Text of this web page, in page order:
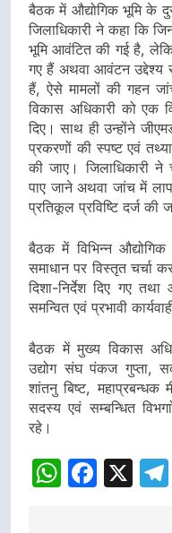
बैठक में औद्योगिक भूमि के
जिलाधिकारी ने कहा कि
भूमि आवंटित की गई है,
गए हैं अथवा आवंटन उद्देश्य
हैं, ऐसे मामलों की गहन
विकास अधिकारी को एक
दिए। साथ ही उन्होंने
प्रकरणों की स्पष्ट एवं
की जाए। जिलाधिकारी ने
पाए जाने अथवा जांच में
प्रतिकूल प्रविष्टि दर्ज की
बैठक में विभिन्न
समाधान पर विस्तृत चर्चा
दिशा-निर्देश दिए गए
समन्वित एवं प्रभावी
बैठक में मुख्य विकास
उद्योग संघ पंकज गुप्ता,
शांतनु बिष्ट, महाप्रबन्धक
सदस्य एवं सम्बन्धित
रहे।
X